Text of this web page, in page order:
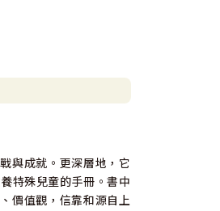
與成就。更深層地，它
特殊兒童的手冊。書中
價值觀，信靠和源自上